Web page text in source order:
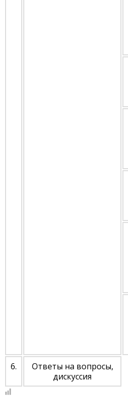
6.
Ответы на вопросы,
дискуссия